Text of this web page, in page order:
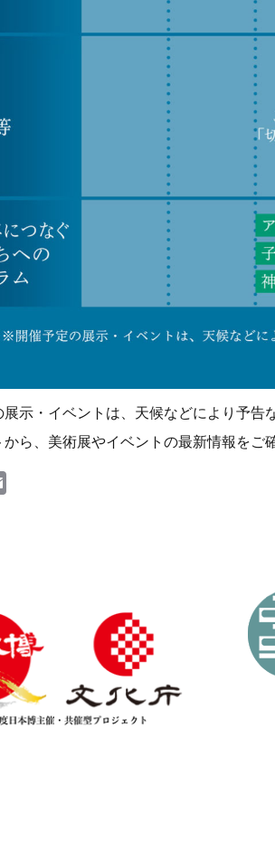
示・イベントは、天候などにより予告
ら、美術展やイベントの最新情報をご